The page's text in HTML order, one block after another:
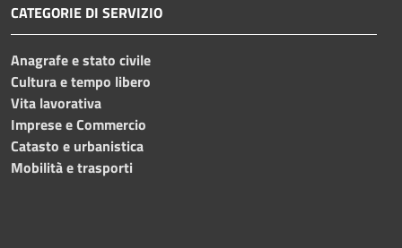
CATEGORIE DI SERVIZIO
Anagrafe e stato civile
Cultura e tempo libero
Vita lavorativa
Imprese e Commercio
Catasto e urbanistica
Mobilità e trasporti